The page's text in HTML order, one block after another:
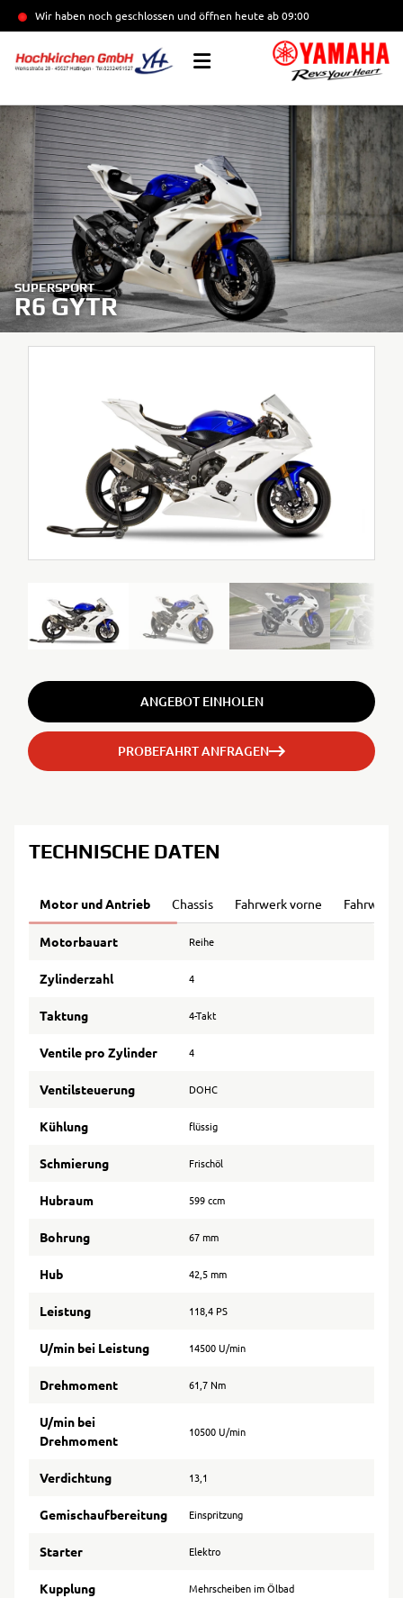
Wir haben noch geschlossen und öffnen heute ab 09:00
SUPERSPORT
R6 GYTR
ANGEBOT EINHOLEN
PROBEFAHRT ANFRAGEN
TECHNISCHE DATEN
Motor und Antrieb Chassis Fahrwerk vorne Fahrwerk
Motorbauart Reihe
Zylinderzahl 4
Taktung 4-Takt
Ventile pro Zylinder 4
Ventilsteuerung DOHC
Kühlung flüssig
Schmierung Frischöl
Hubraum 599 ccm
Bohrung 67 mm
Hub 42,5 mm
Leistung 118,4 PS
U/min bei Leistung 14500 U/min
Drehmoment 61,7 Nm
U/min bei
Drehmoment
10500 U/min
Verdichtung 13,1
Gemischaufbereitung Einspritzung
Starter Elektro
Kupplung Mehrscheiben im Ölbad